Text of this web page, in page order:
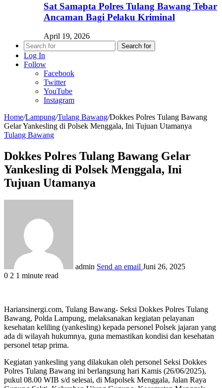
Sat Samapta Polres Tulang Bawang Tebar
Ancaman Bagi Pelaku Kriminal
April 19, 2026
Search for
Log In
Follow
Facebook
Twitter
YouTube
Instagram
Home/Lampung/Tulang Bawang/Dokkes Polres Tulang Bawang
Gelar Yankesling di Polsek Menggala, Ini Tujuan Utamanya
Tulang Bawang
Dokkes Polres Tulang Bawang Gelar
Yankesling di Polsek Menggala, Ini
Tujuan Utamanya
admin Send an email Juni 26, 2025
0 2 1 minute read
Hariansinergi.com, Tulang Bawang- Seksi Dokkes Polres Tulang
Bawang, Polda Lampung, melaksanakan kegiatan pelayanan
kesehatan keliling (yankesling) kepada personel Polsek jajaran yang
ada di wilayah hukumnya, guna memastikan kondisi dan kesehatan
personel tetap prima.
Kegiatan yankesling yang dilakukan oleh personel Seksi Dokkes
Polres Tulang Bawang ini berlangsung hari Kamis (26/06/2025),
pukul 08.00 WIB s/d selesai, di Mapolsek Menggala, Jalan Raya